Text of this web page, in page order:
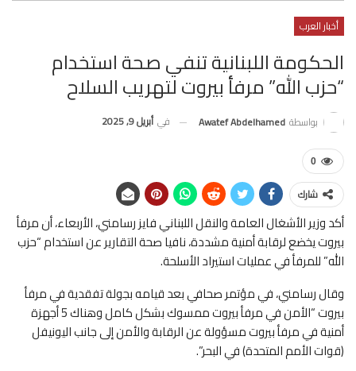
أخبار العرب
الحكومة اللبنانية تنفي صحة استخدام
“حزب الله” مرفأ بيروت لتهريب السلاح
بواسطة Awatef Abdelhamed في أبريل 9, 2025
0
شارك
أكد وزير الأشغال العامة والنقل اللبناني فايز رسامني، الأربعاء، أن مرفأ
بيروت يخضع لرقابة أمنية مشددة، نافيا صحة التقارير عن استخدام “حزب
الله” للمرفأ في عمليات استيراد الأسلحة.
وقال رسامني، في مؤتمر صحافي بعد قيامه بجولة تفقدية في مرفأ
بيروت “الأمن في مرفأ بيروت ممسوك بشكل كامل وهناك 5 أجهزة
أمنية في مرفأ بيروت مسؤولة عن الرقابة والأمن إلى جانب اليونيفل
(قوات الأمم المتحدة) في البحر”.